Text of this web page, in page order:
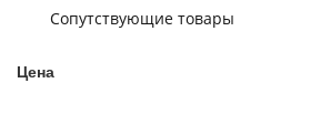
Сопутствующие товары
Цена